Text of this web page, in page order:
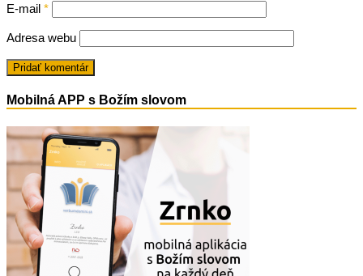
E-mail *
Adresa webu
Mobilná APP s Božím slovom